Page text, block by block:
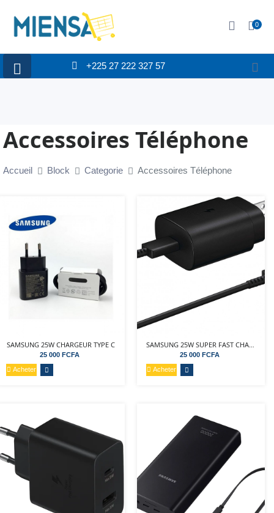
0
+225 27 222 327 57
Accessoires Téléphone
Accueil Block Categorie Accessoires Téléphone
SAMSUNG 25W CHARGEUR TYPE C
25 000 FCFA
Acheter
SAMSUNG 25W SUPER FAST CHARGING
25 000 FCFA
Acheter